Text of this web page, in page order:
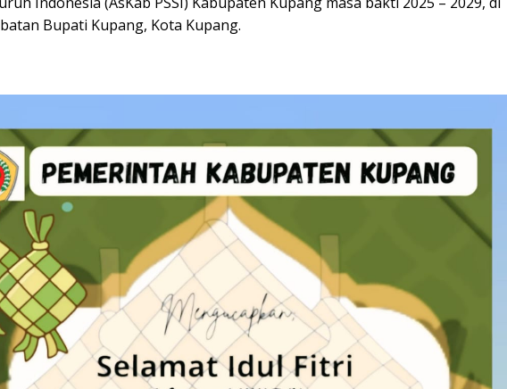
Bupati Kupang, Kota Kupang.